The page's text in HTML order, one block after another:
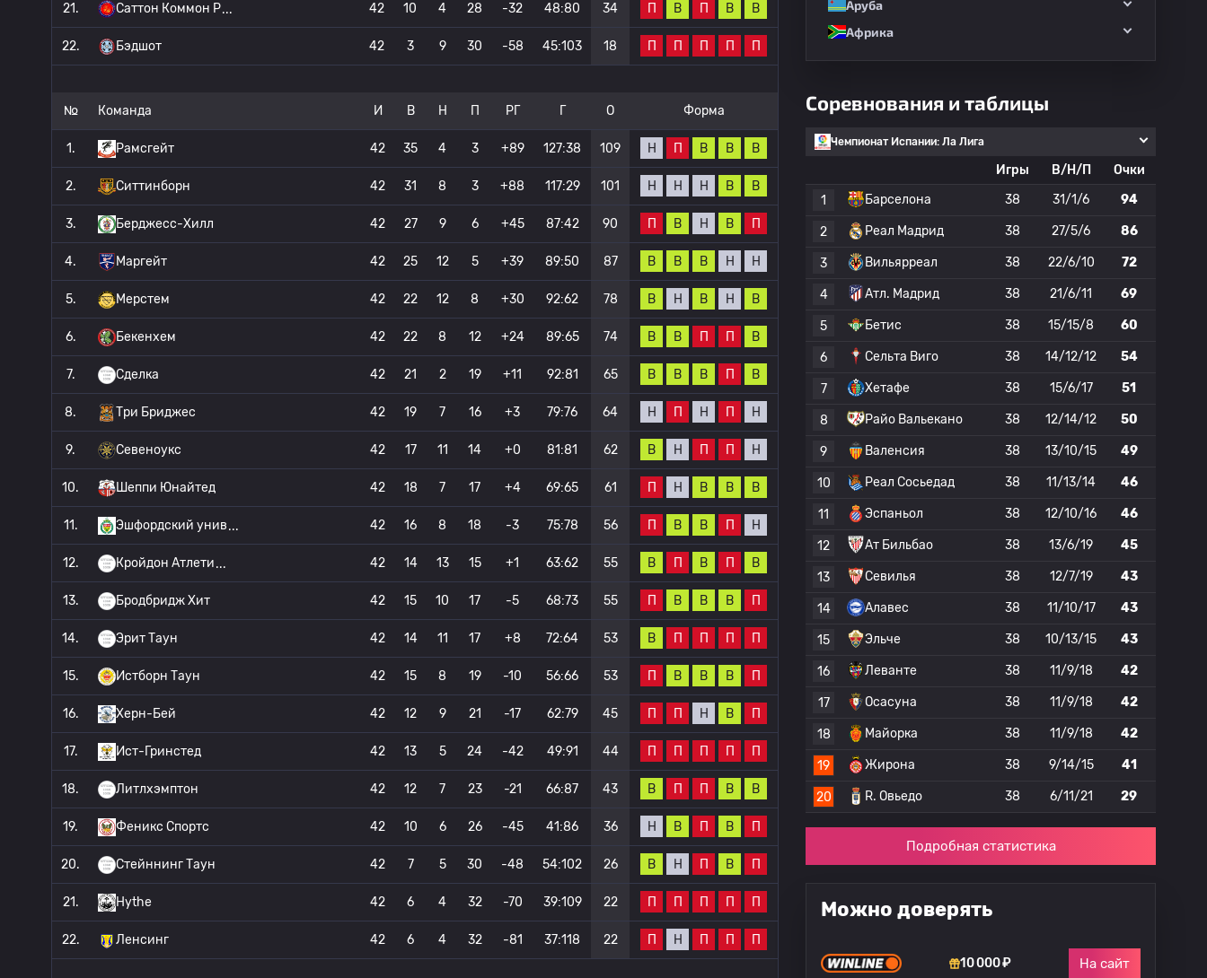
21. Саттон Коммон Р 42 10 4 28 -32 48:80 34 П В П В В
22. Бэдшот 42 3 9 30 -58 45:103 18 П П П П П
№ Команда И В Н П РГ Г О Форма
1. Рамсгейт 42 35 4 3 +89 127:38 109 Н П В В В
2. Ситтинборн 42 31 8 3 +88 117:29 101 Н Н Н В В
3. Берджесс-Хилл 42 27 9 6 +45 87:42 90 П В Н В П
4. Маргейт 42 25 12 5 +39 89:50 87 В В В Н Н
5. Мерстем 42 22 12 8 +30 92:62 78 В Н В Н В
6. Бекенхем 42 22 8 12 +24 89:65 74 В В П П В
7. Сделка 42 21 2 19 +11 92:81 65 В В В П В
8. Три Бриджес 42 19 7 16 +3 79:76 64 Н П Н П Н
9. Севеноукс 42 17 11 14 +0 81:81 62 В Н П П Н
10. Шеппи Юнайтед 42 18 7 17 +4 69:65 61 П Н В В В
11. Эшфордский унив 42 16 8 18 -3 75:78 56 П В В П Н
12. Кройдон Атлети 42 14 13 15 +1 63:62 55 В П В П В
13. Бродбридж Хит 42 15 10 17 -5 68:73 55 П В В В П
14. Эрит Таун 42 14 11 17 +8 72:64 53 В П П П П
15. Истборн Таун 42 15 8 19 -10 56:66 53 П В В В П
16. Херн-Бей 42 12 9 21 -17 62:79 45 П П Н В П
17. Ист-Гринстед 42 13 5 24 -42 49:91 44 П П П П П
18. Литлхэмптон 42 12 7 23 -21 66:87 43 В П П В В
19. Феникс Спортс 42 10 6 26 -45 41:86 36 Н В П В П
20. Стейннинг Таун 42 7 5 30 -48 54:102 26 В Н П В П
21. Hythe 42 6 4 32 -70 39:109 22 П П П П П
22. Ленсинг 42 6 4 32 -81 37:118 22 П Н П П П
Аруба
Африка
Соревнования и таблицы
Чемпионат Испании: Ла Лига
Игры В/Н/П
Очки
1
Барселона 38 31/1/6 94
2 Реал Мадрид 38 27/5/6 86
3 Вильярреал 38 22/6/10 72
4 Атл. Мадрид 38 21/6/11 69
5 Бетис 38 15/15/8 60
6 Сельта Виго 38 14/12/12 54
7 Хетафе 38 15/6/17 51
8 Райо Вальекано 38 12/14/12 50
9 Валенсия 38 13/10/15 49
10 Реал Сосьедад 38 11/13/14 46
11 Эспаньол 38 12/10/16 46
12 Ат Бильбао 38 13/6/19 45
13 Севилья 38 12/7/19 43
14 Алавес 38 11/10/17 43
15 Эльче 38 10/13/15 43
16 Леванте 38 11/9/18 42
17 Осасуна 38 11/9/18 42
18 Майорка 38 11/9/18 42
19 Жирона 38 9/14/15 41
20 R. Овьедо 38 6/11/21 29
Подробная статистика
Можно доверять
10 000 ₽ На сайт